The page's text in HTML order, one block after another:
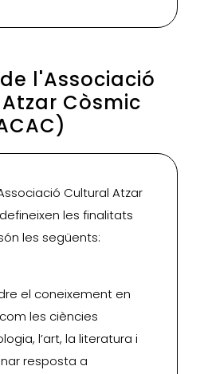
l'Associació
Còsmic
Cultural Atzar
les finalitats
les següents:
el coneixement en
les ciències
l’art, la literatura i
resposta a